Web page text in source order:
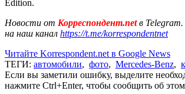
Edition.
Новости от Корреспондент.netв
на наш канал https://t.me/korrespondentnet
Читайте Korrespondent.net в Google News
ТЕГИ: автомобили, фото, Mercedes-Benz,
Если вы заметили ошибку, выделите
нажмите Ctrl+Enter, чтобы сообщить об